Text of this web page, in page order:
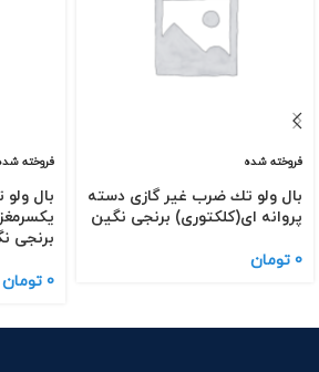
فروخته شده
بال ولو تك ضرب غیر گازی دسته
پروانه ای(كلكتوری) برنجی نگین
0 تومان
فروخته
بال
برنجی
0 تومان